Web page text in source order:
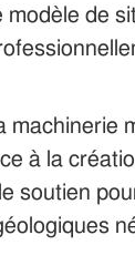
de
machinerie
à la
soutien